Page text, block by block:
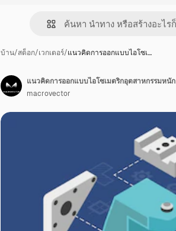
บ้าน/สต็อก/เวกเตอร์/แนวคิดการออกแบบไอโซเ…
แนวคิดการออกแบบไอโซเมตริกอุตสาหกรรมหนัก
macrovector